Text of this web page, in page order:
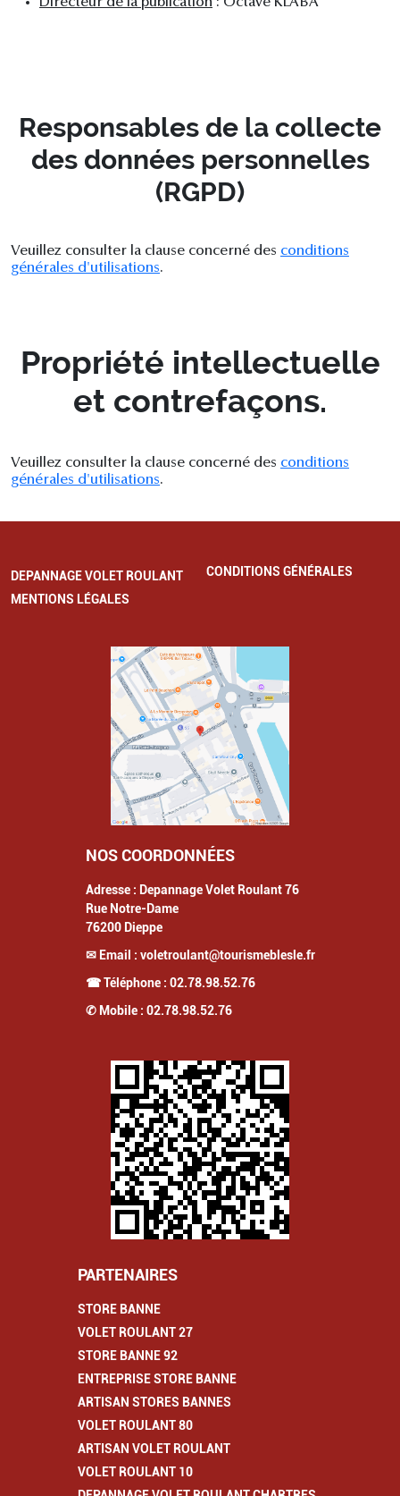
Responsables de la collecte
des données personnelles
(RGPD)
Veuillez consulter la clause concerné des conditions
générales d'utilisations.
Propriété intellectuelle
et contrefaçons.
Veuillez consulter la clause concerné des conditions
générales d'utilisations.
DEPANNAGE VOLET ROULANT
MENTIONS LÉGALES
CONDITIONS GÉNÉRALES
NOS COORDONNÉES
Adresse : Depannage Volet Roulant 76
Rue Notre-Dame
76200 Dieppe
✉ Email : voletroulant@tourismeblesle.fr
☎ Téléphone : 02.78.98.52.76
✆ Mobile : 02.78.98.52.76
PARTENAIRES
STORE BANNE
VOLET ROULANT 27
STORE BANNE 92
ENTREPRISE STORE BANNE
ARTISAN STORES BANNES
VOLET ROULANT 80
ARTISAN VOLET ROULANT
VOLET ROULANT 10